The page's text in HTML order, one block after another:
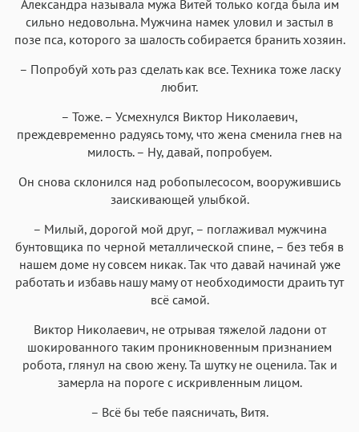
Александра называла мужа Витей только когда была им
сильно недовольна. Мужчина намек уловил и застыл в
позе пса, которого за шалость собирается бранить хозяин.
– Попробуй хоть раз сделать как все. Техника тоже ласку
любит.
– Тоже. – Усмехнулся Виктор Николаевич,
преждевременно радуясь тому, что жена сменила гнев на
милость. – Ну, давай, попробуем.
Он снова склонился над робопылесосом, вооружившись
заискивающей улыбкой.
– Милый, дорогой мой друг, – поглаживал мужчина
бунтовщика по черной металлической спине, – без тебя в
нашем доме ну совсем никак. Так что давай начинай уже
работать и избавь нашу маму от необходимости драить тут
всё самой.
Виктор Николаевич, не отрывая тяжелой ладони от
шокированного таким проникновенным признанием
робота, глянул на свою жену. Та шутку не оценила. Так и
замерла на пороге с искривленным лицом.
– Всё бы тебе паясничать, Витя.